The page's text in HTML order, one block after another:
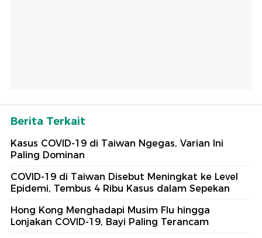
Berita Terkait
Kasus COVID-19 di Taiwan Ngegas, Varian Ini
Paling Dominan
COVID-19 di Taiwan Disebut Meningkat ke Level
Epidemi, Tembus 4 Ribu Kasus dalam Sepekan
Hong Kong Menghadapi Musim Flu hingga
Lonjakan COVID-19, Bayi Paling Terancam